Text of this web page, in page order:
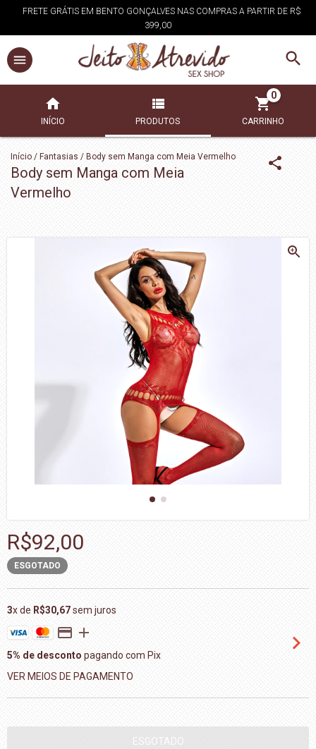
FRETE GRÁTIS EM BENTO GONÇALVES NAS COMPRAS A PARTIR DE R$
399,00
INÍCIO PRODUTOS CARRINHO
0
Início / Fantasias / Body sem Manga com Meia Vermelho
Body sem Manga com Meia
Vermelho
R$92,00
ESGOTADO
3x de R$30,67sem juros
5% de desconto pagando com Pix
VER MEIOS DE PAGAMENTO